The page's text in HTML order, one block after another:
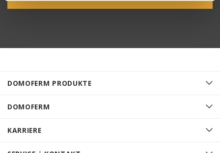
DOMOFERM PRODUKTE
DOMOFERM
KARRIERE